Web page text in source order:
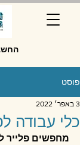
פוסט
כלי עבודה
3 באפר׳ 2022
מחפשים פלייר